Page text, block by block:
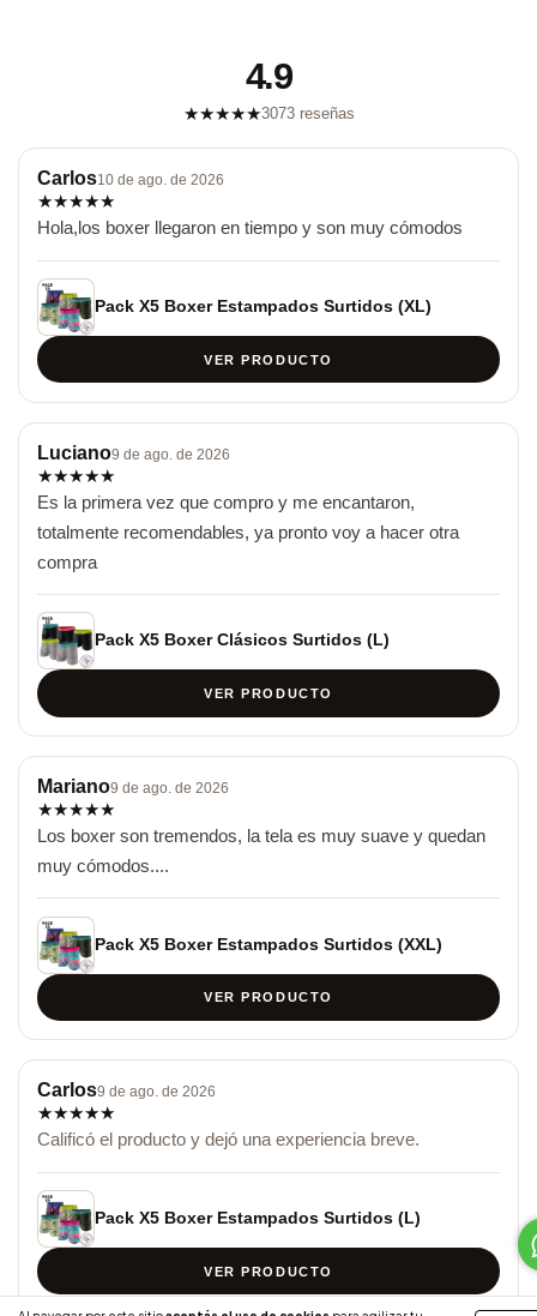
4.9
★★★★★3073 reseñas
Carlos10 de ago. de 2026
★★★★★
Hola,los boxer llegaron en tiempo y son muy cómodos
Pack X5 Boxer Estampados Surtidos (XL)
VER PRODUCTO
Luciano9 de ago. de 2026
★★★★★
Es la primera vez que compro y me encantaron,
totalmente recomendables, ya pronto voy a hacer otra
compra
Pack X5 Boxer Clásicos Surtidos (L)
VER PRODUCTO
Mariano9 de ago. de 2026
★★★★★
Los boxer son tremendos, la tela es muy suave y quedan
muy cómodos....
Pack X5 Boxer Estampados Surtidos (XXL)
VER PRODUCTO
Carlos9 de ago. de 2026
★★★★★
Calificó el producto y dejó una experiencia breve.
Pack X5 Boxer Estampados Surtidos (L)
VER PRODUCTO